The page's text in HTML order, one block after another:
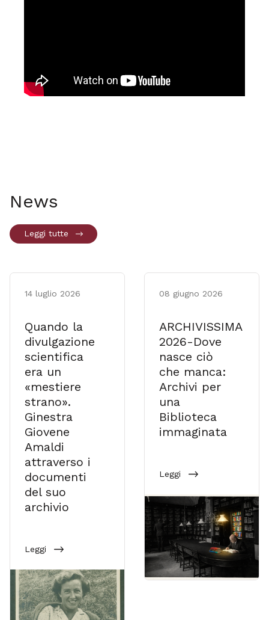
News
Leggi tutte
14 luglio 2026
Quando la
divulgazione
scientifica
era un
«mestiere
strano».
Ginestra
Giovene
Amaldi
attraverso i
documenti
del suo
archivio
Leggi
08 giugno 2026
ARCHIVISSIMA
2026-Dove
nasce ciò
che manca:
Archivi per
una
Biblioteca
immaginata
Leggi